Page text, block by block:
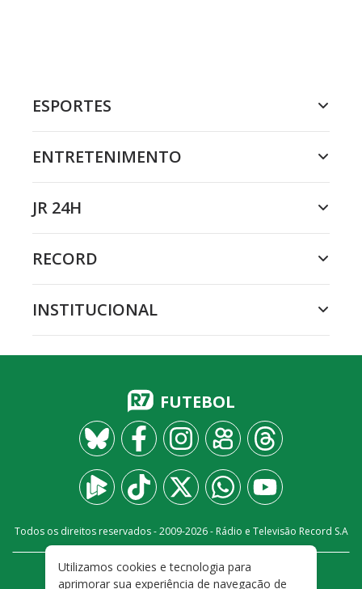
ESPORTES
ENTRETENIMENTO
JR 24H
RECORD
INSTITUCIONAL
FUTEBOL
Todos os direitos reservados - 2009-2026- Rádio e Televisão Record S.A
FALE CONOSCO PRIVACIDADE
Utilizamos cookies e tecnologia para
aprimorar sua experiência de navegação de